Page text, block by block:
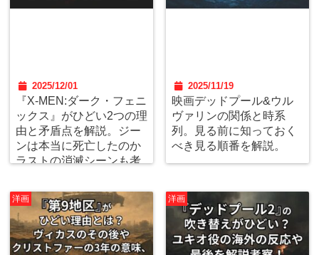
2025/12/01
『X-MEN:ダーク・フェニ
ックス』がひどい2つの理
由と矛盾点を解説。ジー
ンは本当に死亡したのか
ラストの消滅シーンも考
2025/11/19
映画デッドプール&ウル
ヴァリンの関係と時系
列。見る前に知っておく
べき見る順番を解説。
洋画 洋画